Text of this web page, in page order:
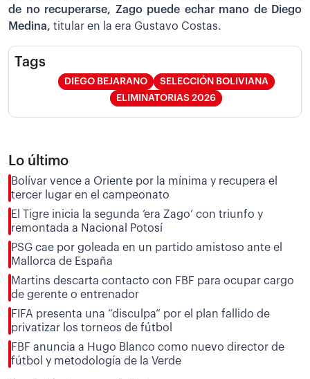
de no recuperarse, Zago puede echar mano de Diego
Medina, titular en la era Gustavo Costas.
Tags
DIEGO BEJARANO
SELECCIÓN BOLIVIANA
ELIMINATORIAS 2026
Lo último
Bolívar vence a Oriente por la mínima y recupera el
tercer lugar en el campeonato
El Tigre inicia la segunda ‘era Zago’ con triunfo y
remontada a Nacional Potosí
PSG cae por goleada en un partido amistoso ante el
Mallorca de España
Martins descarta contacto con FBF para ocupar cargo
de gerente o entrenador
FIFA presenta una “disculpa” por el plan fallido de
privatizar los torneos de fútbol
FBF anuncia a Hugo Blanco como nuevo director de
fútbol y metodología de la Verde